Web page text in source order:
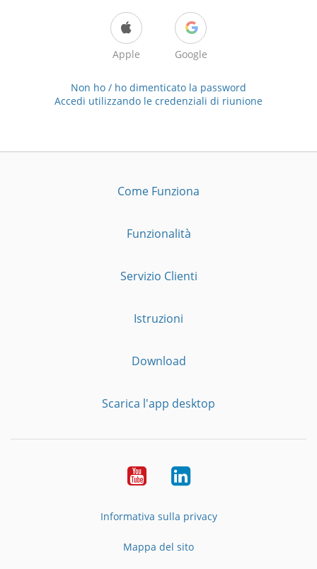
Apple Google
Non ho / ho dimenticato la password
Accedi utilizzando le credenziali di riunione
Come Funziona
Funzionalità
Servizio Clienti
Istruzioni
Download
Scarica l'app desktop
YouTubeLinkedIn
Informativa sulla privacy
Mappa del sito